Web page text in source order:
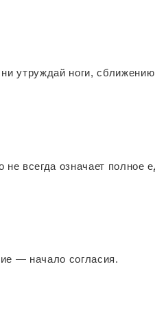
утруждай ноги,
не всегда означает полное
— начало согласия.